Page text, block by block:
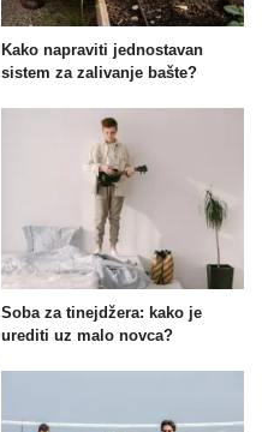
Kako napraviti jednostavan
sistem za zalivanje bašte?
Soba za tinejdžera: kako je
urediti uz malo novca?